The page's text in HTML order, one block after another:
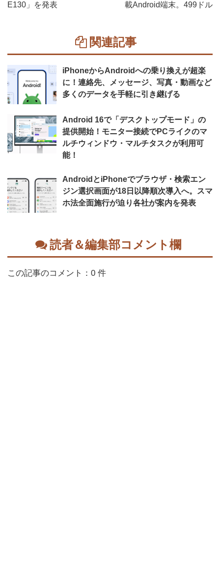
E130」を発表 載Android端末。499ドル
関連記事
iPhoneからAndroidへの乗り換えが超楽
に！連絡先、メッセージ、写真・動画など
多くのデータを手軽に引き継げる
Android 16で「デスクトップモード」の
提供開始！モニター接続でPCライクのマ
ルチウィンドウ・マルチタスクが利用可
能！
AndroidとiPhoneでブラウザ・検索エン
ジン選択画面が18日以降順次導入へ。スマ
ホ法全面施行が迫り各社が案内を発表
読者＆編集部コメント欄
この記事のコメント：0 件